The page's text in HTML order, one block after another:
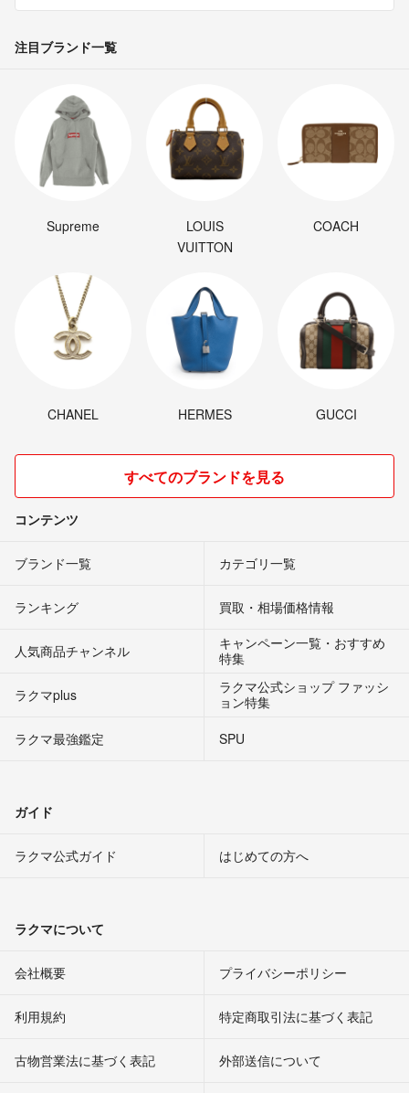
✨まとめ購入は値下げ！
✨フォローで割引にします!
皆様に満足いただけるよう一生懸命対応させていただきますので、よろ
しくお願いします。
✔コメントなしの購入、値引き交渉も可能です。
で、ご了承ください。
メッセージのやり取りは迅速に行うつもりですが、返信が遅れてしまう
★自宅保管です。
細部にこだわる方のご購入がご遠慮ください。
発送前できるだけ綺麗な状態にした上、アルコール消毒作業しておりま
トラブルを避ける為、細部までこだわりのある方、神経質な方はご購入
以上ご理解の上、お探しの方はお早めに検討お願い致しますm(_ _)mこ
ご不明な点があれば、お気軽にお声掛けください。
気持ちの良い取引ができるよう心掛けますので、よろしくお願いしま
す。
注目ブランド一覧
Supreme
LOUIS
VUITTON
COACH
CHANEL HERMES GUCCI
すべてのブランドを見る
コンテンツ
ブランド一覧 カテゴリ一覧
ランキング 買取・相場価格情報
人気商品チャンネル
キャンペーン一覧・おすすめ
特集
ラクマplus
ラクマ公式ショップ ファッシ
ョン特集
ラクマ最強鑑定
SPU
ガイド
ラクマ公式ガイド はじめての方へ
ラクマについて
会社概要 プライバシーポリシー
利用規約 特定商取引法に基づく表記
古物営業法に基づく表記 外部送信について